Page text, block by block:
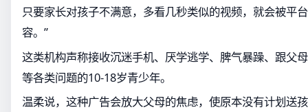
只要家长对孩子不满意，多看几秒类似的视频，就会被平
容。”
这类机构声称接收沉迷手机、厌学逃学、脾气暴躁、跟父
等各类问题的10-18岁青少年。
温柔说，这种广告会放大父母的焦虑，使原本没有计划送